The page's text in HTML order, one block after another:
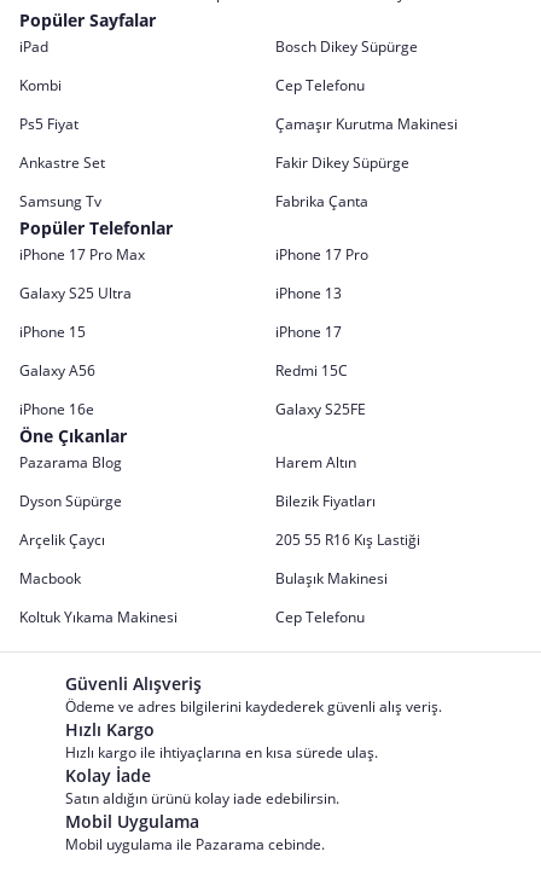
Popüler Sayfalar
iPad
Bosch Dikey Süpürge
Kombi
Cep Telefonu
Ps5 Fiyat
Çamaşır Kurutma Makinesi
Ankastre Set
Fakir Dikey Süpürge
Samsung Tv
Fabrika Çanta
Popüler Telefonlar
iPhone 17 Pro Max
iPhone 17 Pro
Galaxy S25 Ultra
iPhone 13
iPhone 15
iPhone 17
Galaxy A56
Redmi 15C
iPhone 16e
Galaxy S25FE
Öne Çıkanlar
Pazarama Blog
Harem Altın
Dyson Süpürge
Bilezik Fiyatları
Arçelik Çaycı
205 55 R16 Kış Lastiği
Macbook
Bulaşık Makinesi
Koltuk Yıkama Makinesi
Cep Telefonu
Güvenli Alışveriş
Ödeme ve adres bilgilerini kaydederek güvenli alış veriş.
Hızlı Kargo
Hızlı kargo ile ihtiyaçlarına en kısa sürede ulaş.
Kolay İade
Satın aldığın ürünü kolay iade edebilirsin.
Mobil Uygulama
Mobil uygulama ile Pazarama cebinde.